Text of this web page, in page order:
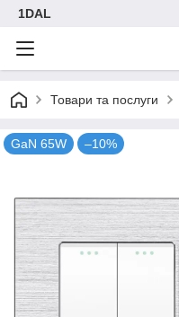
1DAL
Товари та послуги
GaN 65W –10%